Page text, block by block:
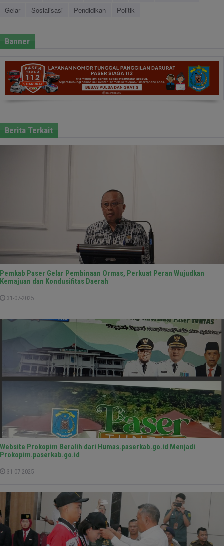
Gelar
Sosialisasi Pendidikan Politik
Banner
Berita Terkait
Pemkab Paser Gelar Pembinaan Ormas, Perkuat Peran Wujudkan
Kemajuan dan Kondusifitas Daerah
31-07-2025
Website Prokopim Beralih dari Humas.paserkab.go.id Menjadi
Prokopim.paserkab.go.id
31-07-2025